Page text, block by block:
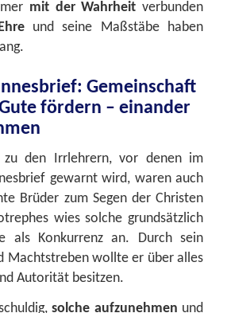
mit der Wahrheit verbunden
und seine Maßstäbe haben
Gemeinschaft
fördern – einander
zu den Irrlehrern, vor denen im
gewarnt wird, waren auch
Brüder zum Segen der Christen
wies solche grundsätzlich
als Konkurrenz an. Durch sein
Machtstreben wollte er über alles
Autorität besitzen.
solche aufzunehmen und